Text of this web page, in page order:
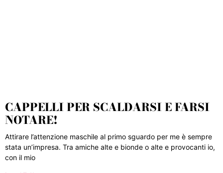
CAPPELLI PER SCALDARSI E FARSI
NOTARE!
Attirare l’attenzione maschile al primo sguardo per me è sempre
stata un’impresa. Tra amiche alte e bionde o alte e provocanti io,
con il mio